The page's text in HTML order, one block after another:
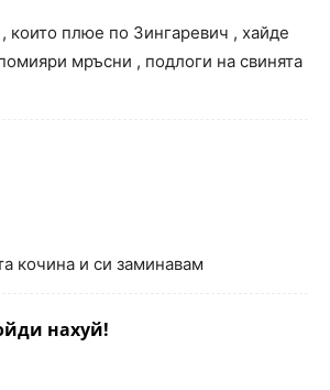
които плюе по Зингаревич , хайде
мръсни , подлоги на свинята
кочина и си заминавам
нахуй!